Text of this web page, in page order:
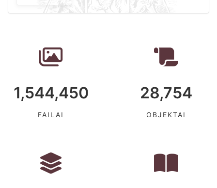
1,544,450
FAILAI
28,754
OBJEKTAI